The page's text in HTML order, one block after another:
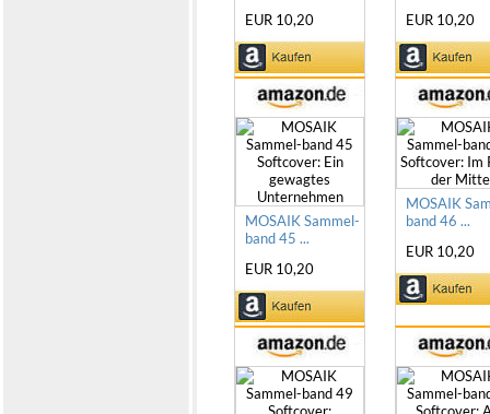
EUR 10,20
EUR 10,20
MOSAIK Sammel-
band 45 ...
EUR 10,20
MOSAIK
band 46 ...
EUR 10,20